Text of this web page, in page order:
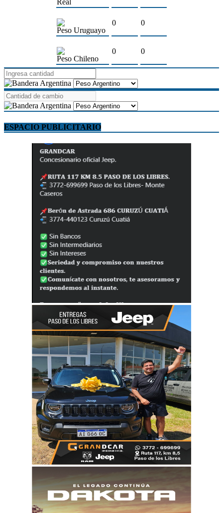
Real
Peso Uruguayo
0 0
Peso Chileno
0 0
ESPACIO PUBLICITARIO